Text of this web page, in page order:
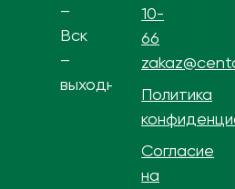
–
Вск
–
выходной
10-
66
Политика
Согласие
на